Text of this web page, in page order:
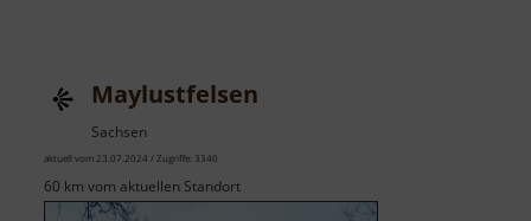
Maylustfelsen
Sachsen
aktuell vom 23.07.2024 / Zugriffe: 3340
60 km vom aktuellen Standort